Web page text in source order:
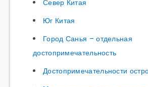
Север Китая
Юг Китая
Город Санья – отдельная
достопримечательность
Достопримечательности